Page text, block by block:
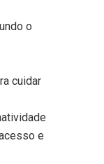
o
cuidar
e